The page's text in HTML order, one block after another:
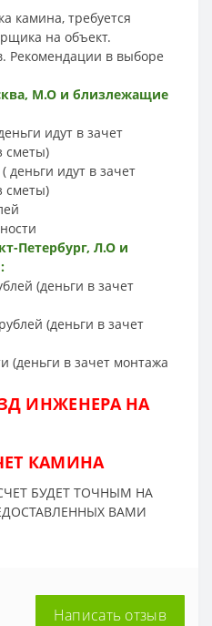
камина, требуется
на объект.
Рекомендации в выборе
М.О и близлежащие
идут в зачет
сметы)
деньги идут в зачет
сметы)
Петербург, Л.О и
(деньги в зачет
(деньги в зачет
(деньги в зачет монтажа
ИНЖЕНЕРА НА
КАМИНА
БУДЕТ ТОЧНЫМ НА
ВАМИ
Написать отзыв